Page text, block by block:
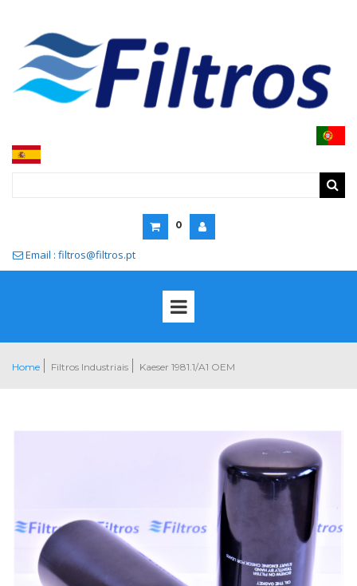
0
 Email : filtros@filtros.pt
Home Filtros Industriais Kaeser 1981.1/A1 OEM